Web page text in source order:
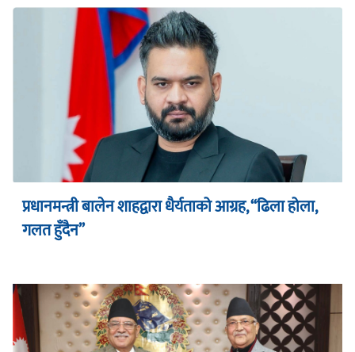
प्रधानमन्त्री बालेन शाहद्वारा धैर्यताको आग्रह, “ढिला होला,
गलत हुँदैन”